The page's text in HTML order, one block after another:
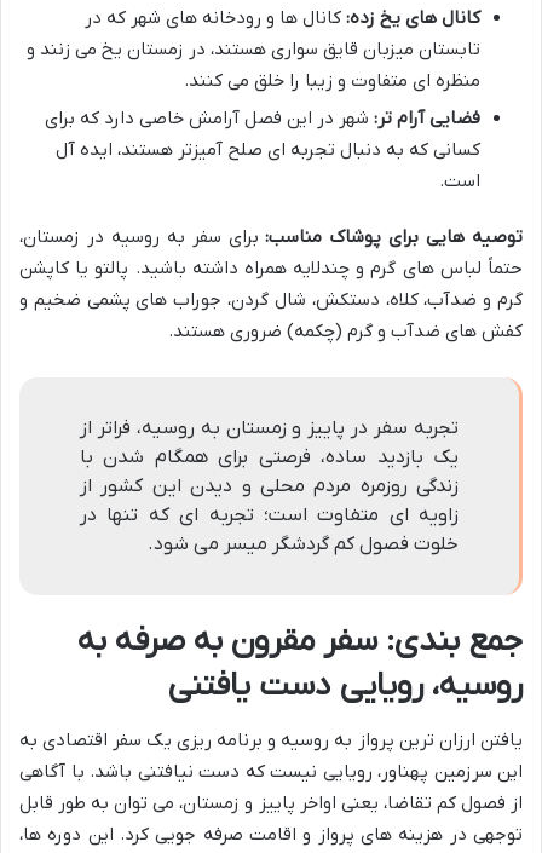
کانال های یخ زده: کانال ها و رودخانه های شهر که در
تابستان میزبان قایق سواری هستند، در زمستان یخ می زنند و
منظره ای متفاوت و زیبا را خلق می کنند.
فضایی آرام تر: شهر در این فصل آرامش خاصی دارد که برای
کسانی که به دنبال تجربه ای صلح آمیزتر هستند، ایده آل
است.
توصیه هایی برای پوشاک مناسب:برای سفر به روسیه در زمستان،
حتماً لباس های گرم و چندلایه همراه داشته باشید. پالتو یا کاپشن
گرم و ضدآب، کلاه، دستکش، شال گردن، جوراب های پشمی ضخیم و
کفش های ضدآب و گرم (چکمه) ضروری هستند.
تجربه سفر در پاییز و زمستان به روسیه، فراتر از
یک بازدید ساده، فرصتی برای همگام شدن با
زندگی روزمره مردم محلی و دیدن این کشور از
زاویه ای متفاوت است؛ تجربه ای که تنها در
خلوت فصول کم گردشگر میسر می شود.
جمع بندی: سفر مقرون به صرفه به
روسیه، رویایی دست یافتنی
یافتن ارزان ترین پرواز به روسیه و برنامه ریزی یک سفر اقتصادی به
این سرزمین پهناور، رویایی نیست که دست نیافتنی باشد. با آگاهی
از فصول کم تقاضا، یعنی اواخر پاییز و زمستان، می توان به طور قابل
توجهی در هزینه های پرواز و اقامت صرفه جویی کرد. این دوره ها،